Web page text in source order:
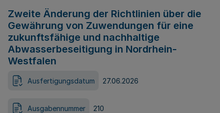
Zweite Änderung der Richtlinien über die
Gewährung von Zuwendungen für eine
zukunftsfähige und nachhaltige
Abwasserbeseitigung in Nordrhein-
Westfalen
Ausfertigungsdatum 27.06.2026
Ausgabennummer 210